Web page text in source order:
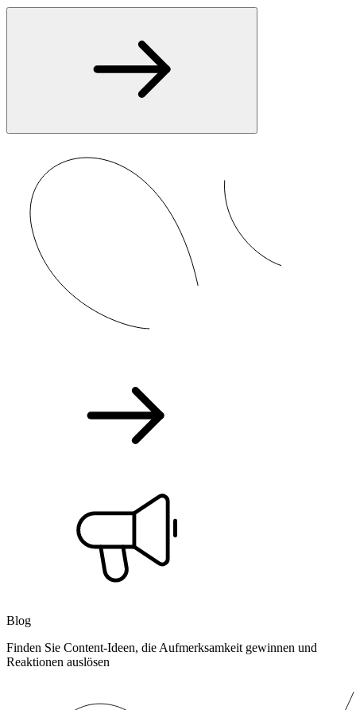
Blog
Finden Sie Content-Ideen, die Aufmerksamkeit gewinnen und
Reaktionen auslösen